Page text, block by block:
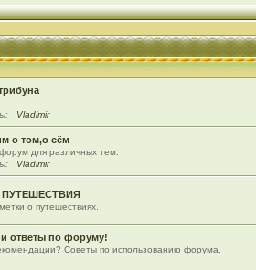
Vladimir
о том,о сём
для различных тем.
Vladimir
о путешествиях.
ответы по форуму!
Советы по использованию форума.